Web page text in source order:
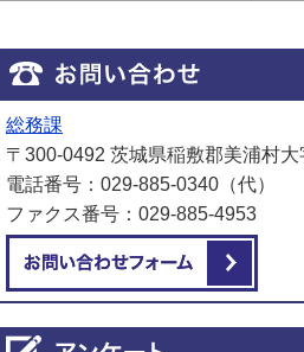
総務課
〒300-0492 茨城県稲敷郡美浦村
電話番号：029-885-0340（代）
ファクス番号：029-885-4953